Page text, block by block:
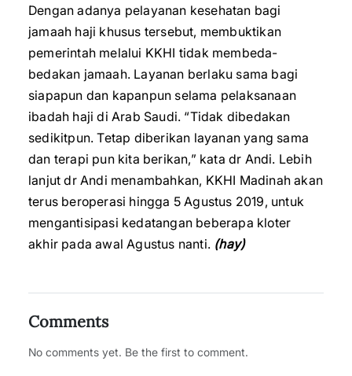
Dengan adanya pelayanan kesehatan bagi
jamaah haji khusus tersebut, membuktikan
pemerintah melalui KKHI tidak membeda-
bedakan jamaah. Layanan berlaku sama bagi
siapapun dan kapanpun selama pelaksanaan
ibadah haji di Arab Saudi. “Tidak dibedakan
sedikitpun. Tetap diberikan layanan yang sama
dan terapi pun kita berikan,” kata dr Andi. Lebih
lanjut dr Andi menambahkan, KKHI Madinah akan
terus beroperasi hingga 5 Agustus 2019, untuk
mengantisipasi kedatangan beberapa kloter
akhir pada awal Agustus nanti. (hay)
Comments
No comments yet. Be the first to comment.